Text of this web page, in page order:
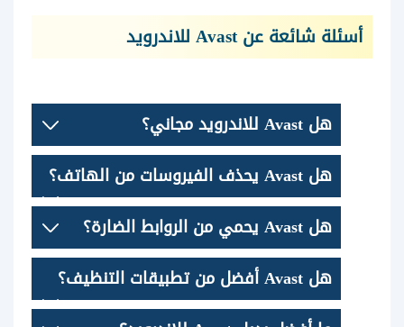
أسئلة شائعة عن Avast للاندرويد
هل Avast للاندرويد مجاني؟
هل Avast يحذف الفيروسات من الهاتف؟
هل Avast يحمي من الروابط الضارة؟
هل Avast أفضل من تطبيقات التنظيف؟